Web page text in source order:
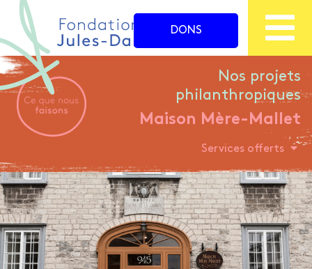
DONS
Nos projets
philanthropiques
Maison Mère-Mallet
Services offerts